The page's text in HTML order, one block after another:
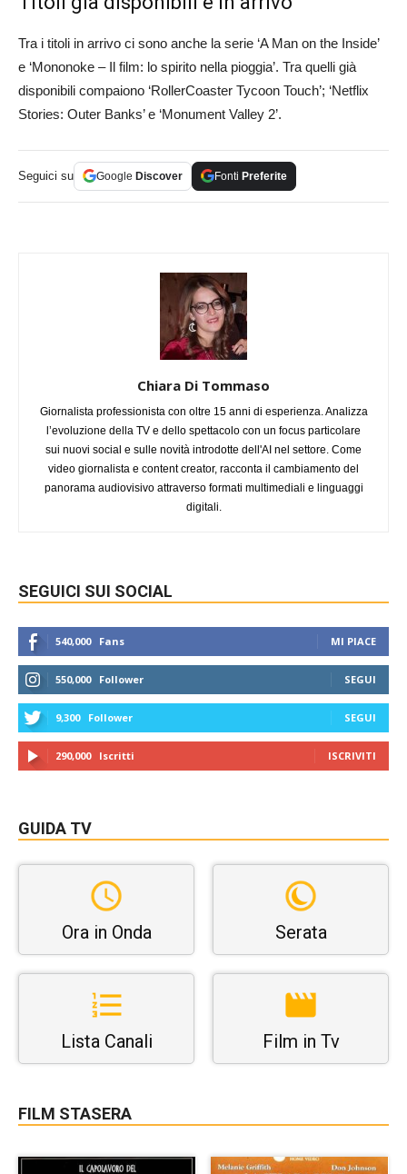
Tra i titoli in arrivo ci sono anche la serie ‘A Man on the Inside’
e ‘Mononoke – Il film: lo spirito nella pioggia’. Tra quelli già
disponibili compaiono ‘RollerCoaster Tycoon Touch’; ‘Netflix
Stories: Outer Banks’ e ‘Monument Valley 2’.
Seguici su Google Discover Fonti Preferite
Chiara Di Tommaso
Giornalista professionista con oltre 15 anni di esperienza. Analizza
l’evoluzione della TV e dello spettacolo con un focus particolare
sui nuovi social e sulle novità introdotte dell'AI nel settore. Come
video giornalista e content creator, racconta il cambiamento del
panorama audiovisivo attraverso formati multimediali e linguaggi
digitali.
SEGUICI SUI SOCIAL
540,000 Fans MI PIACE
550,000 Follower SEGUI
9,300 Follower SEGUI
290,000 Iscritti ISCRIVITI
GUIDA TV
Ora in Onda Serata
Lista Canali Film in Tv
FILM STASERA